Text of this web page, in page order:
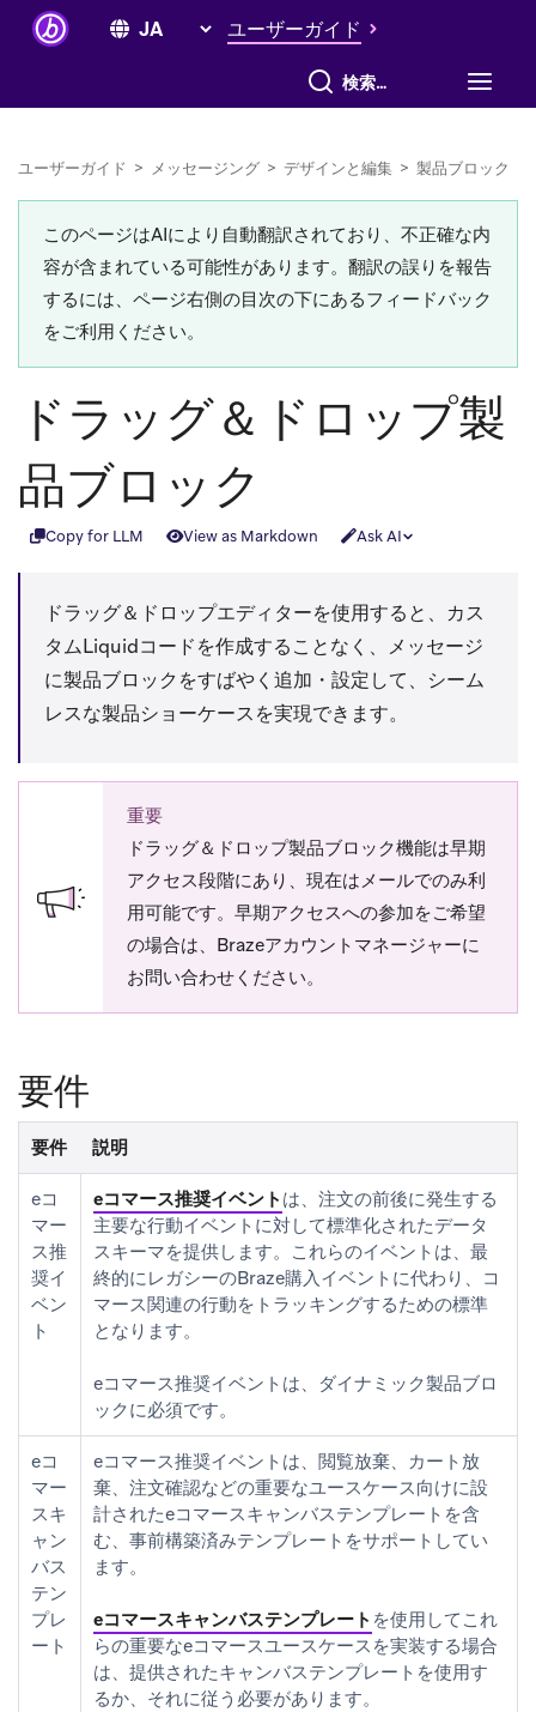
ユーザーガイド
すべて検索
ユーザーガイド > メッセージング > デザインと編集 > 製品ブロック
このページはAIにより自動翻訳されており、不正確な内
容が含まれている可能性があります。翻訳の誤りを報告
するには、ページ右側の目次の下にあるフィードバック
をご利用ください。
ドラッグ＆ドロップ製
品ブロック
Copy for LLM View as Markdown Ask AI
ドラッグ＆ドロップエディターを使用すると、カス
タムLiquidコードを作成することなく、メッセージ
に製品ブロックをすばやく追加・設定して、シーム
レスな製品ショーケースを実現できます。
重要
ドラッグ＆ドロップ製品ブロック機能は早期
アクセス段階にあり、現在はメールでのみ利
用可能です。早期アクセスへの参加をご希望
の場合は、Brazeアカウントマネージャーに
お問い合わせください。
要件
要件 説明
eコ
マー
ス推
奨イ
ベン
ト
eコマース推奨イベント は、注文の前後に発生する
主要な行動イベントに対して標準化されたデータ
スキーマを提供します。これらのイベントは、最
終的にレガシーのBraze購入イベントに代わり、コ
マース関連の行動をトラッキングするための標準
となります。
eコマース推奨イベントは、ダイナミック製品ブロ
ックに必須です。
eコ
マー
スキ
ャン
バス
テン
プレ
ート
eコマース推奨イベントは、閲覧放棄、カート放
棄、注文確認などの重要なユースケース向けに設
計されたeコマースキャンバステンプレートを含
む、事前構築済みテンプレートをサポートしてい
ます。
eコマースキャンバステンプレート を使用してこれ
らの重要なeコマースユースケースを実装する場合
は、提供されたキャンバステンプレートを使用す
るか、それに従う必要があります。